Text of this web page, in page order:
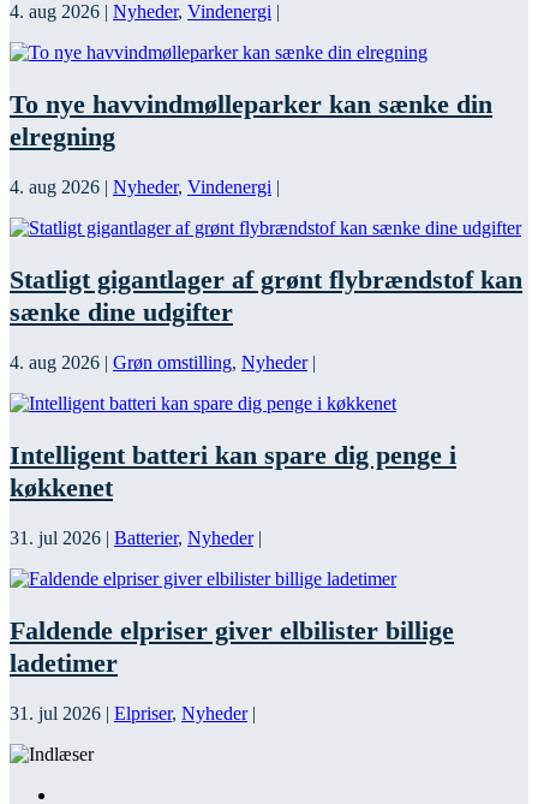
4. aug 2026 | Nyheder, Vindenergi |
To nye havvindmølleparker kan sænke din
elregning
4. aug 2026 | Nyheder, Vindenergi |
Statligt gigantlager af grønt flybrændstof kan
sænke dine udgifter
4. aug 2026 | Grøn omstilling, Nyheder|
Intelligent batteri kan spare dig penge i
køkkenet
31. jul 2026 | Batterier, Nyheder|
Faldende elpriser giver elbilister billige
ladetimer
31. jul 2026 | Elpriser, Nyheder|